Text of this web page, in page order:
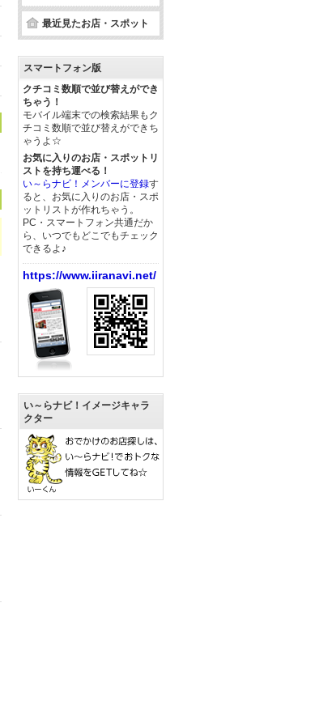
最近見たお店・スポット
スマートフォン版
クチコミ数順で並び替えができ
ちゃう！
モバイル端末での検索結果もク
チコミ数順で並び替えができち
ゃうよ☆
お気に入りのお店・スポットリ
ストを持ち運べる！
い～らナビ！メンバーに登録す
ると、お気に入りのお店・スポ
ットリストが作れちゃう。
PC・スマートフォン共通だか
ら、いつでもどこでもチェック
できるよ♪
https://www.iiranavi.net/
い～らナビ！イメージキャラ
クター